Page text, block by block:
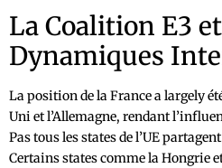
La Coalition E3
Dynamiques
La position de la France a largely
Uni et l’Allemagne, rendant
Pas tous les states de l’UE
Certains states comme la Hongrie